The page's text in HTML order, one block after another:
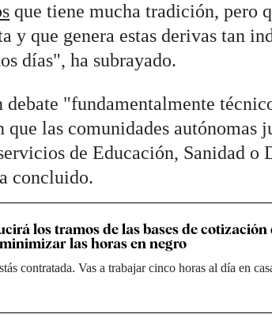
que tiene mucha tradición, pero
y que genera estas derivas tan
días", ha subrayado.
debate "fundamentalmente
las comunidades autónomas
de Educación, Sanidad o
concluido.
los tramos de las bases de cotización
las horas en negro
contratada. Vas a trabajar cinco horas al día en